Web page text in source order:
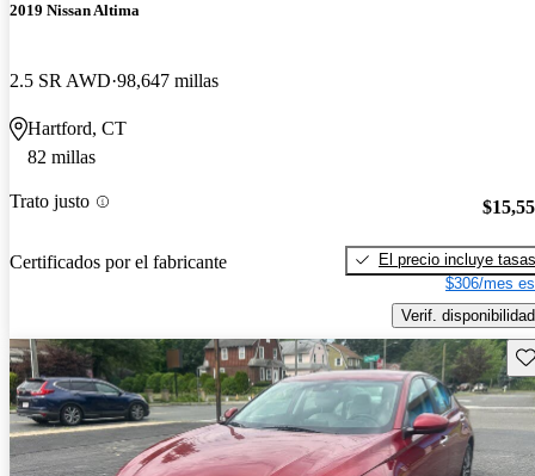
2019 Nissan Altima
2.5 SR AWD 98,647 millas
Hartford, CT
82 millas
Trato justo
Certificados por el fabricante
El precio incluye tasas
$306/mes
Verif. disponibilidad